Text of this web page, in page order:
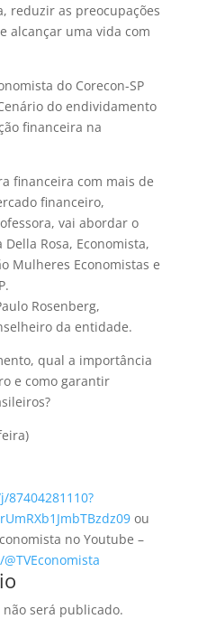
reduzir as preocupações
alcançar uma vida com
do Corecon-SP
do endividamento
financeira na
financeira com mais de
financeiro,
vai abordar o
Rosa, Economista,
Mulheres Economistas e
Rosenberg,
da entidade.
qual a importância
e como garantir
ou
no Youtube –
será publicado.